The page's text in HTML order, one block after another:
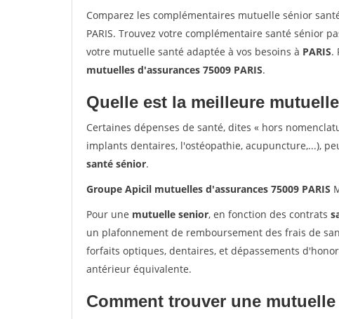
Comparez les complémentaires mutuelle sénior
PARIS. Trouvez votre complémentaire santé sénior
votre mutuelle santé adaptée à vos besoins à PARIS.
mutuelles d'assurances 75009 PARIS.
Quelle est la meilleure
Certaines dépenses de santé, dites « hors
implants dentaires, l'ostéopathie, acupuncture,...),
santé sénior.
Groupe Apicil mutuelles d'assurances 75009 PARIS
Pour une mutuelle senior, en fonction des contrats
un plafonnement de remboursement des frais de
forfaits optiques, dentaires, et dépassements
antérieur équivalente.
Comment trouver une